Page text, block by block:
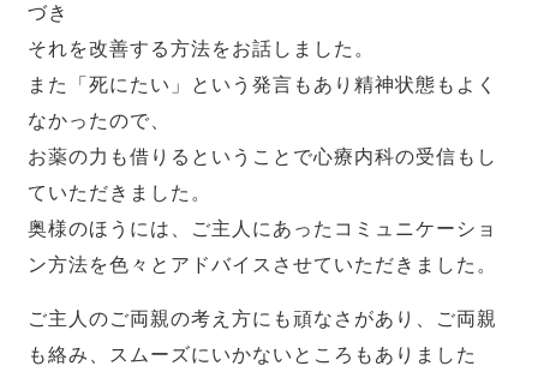
づき
それを改善する方法をお話しました。
また「死にたい」という発言もあり精神状態もよく
なかったので、
お薬の力も借りるということで心療内科の受信もし
ていただきました。
奥様のほうには、ご主人にあったコミュニケーショ
ン方法を色々とアドバイスさせていただきました。
ご主人のご両親の考え方にも頑なさがあり、ご両親
も絡み、スムーズにいかないところもありました